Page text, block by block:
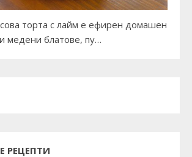
торта с лайм е ефирен домашен
медени блатове, пу…
РЕЦЕПТИ